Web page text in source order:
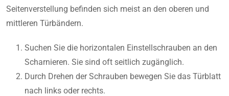
Seitenverstellung befinden sich meist an den oberen und
mittleren Türbändern.
Suchen Sie die horizontalen Einstellschrauben an den
Scharnieren. Sie sind oft seitlich zugänglich.
Durch Drehen der Schrauben bewegen Sie das Türblatt
nach links oder rechts.